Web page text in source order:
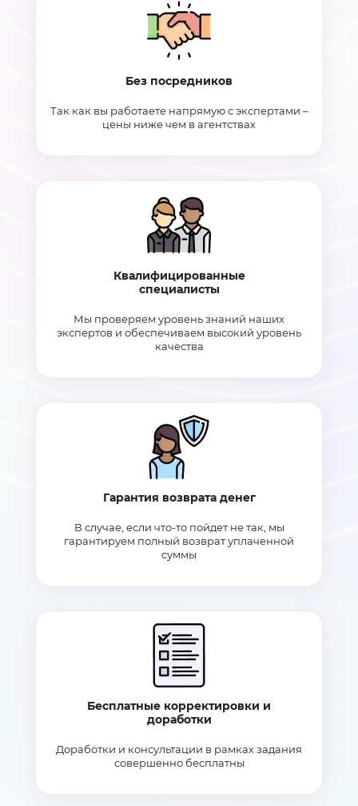
Без посредников
Так как вы работаете напрямую с экспертами –
цены ниже чем в агентствах
Квалифицированные
специалисты
Мы проверяем уровень знаний наших
экспертов и обеспечиваем высокий уровень
качества
Гарантия возврата денег
В случае, если что-то пойдет не так, мы
гарантируем полный возврат уплаченной
суммы
Бесплатные корректировки и
доработки
Доработки и консультации в рамках задания
совершенно бесплатны